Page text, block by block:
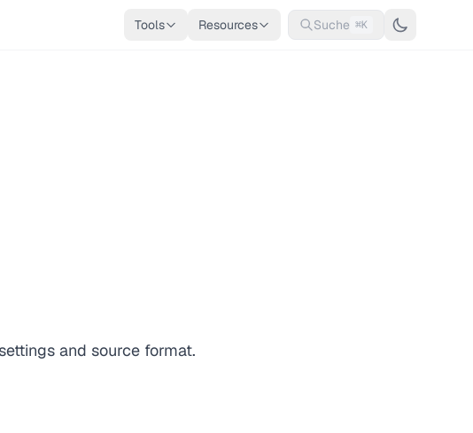
Tools Resources Suche ⌘K
and source format.